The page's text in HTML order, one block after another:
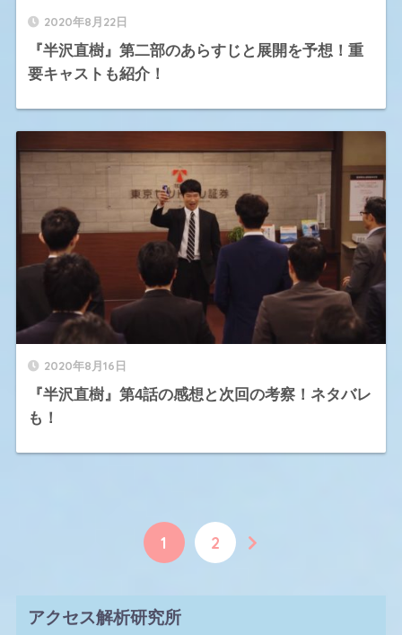
2020年8月22日
『半沢直樹』第二部のあらすじと展開を予想！重
要キャストも紹介！
2020年8月16日
『半沢直樹』第4話の感想と次回の考察！ネタバレ
も！
1 2
アクセス解析研究所